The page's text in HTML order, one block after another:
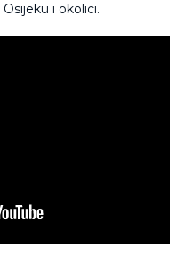
i okolici.